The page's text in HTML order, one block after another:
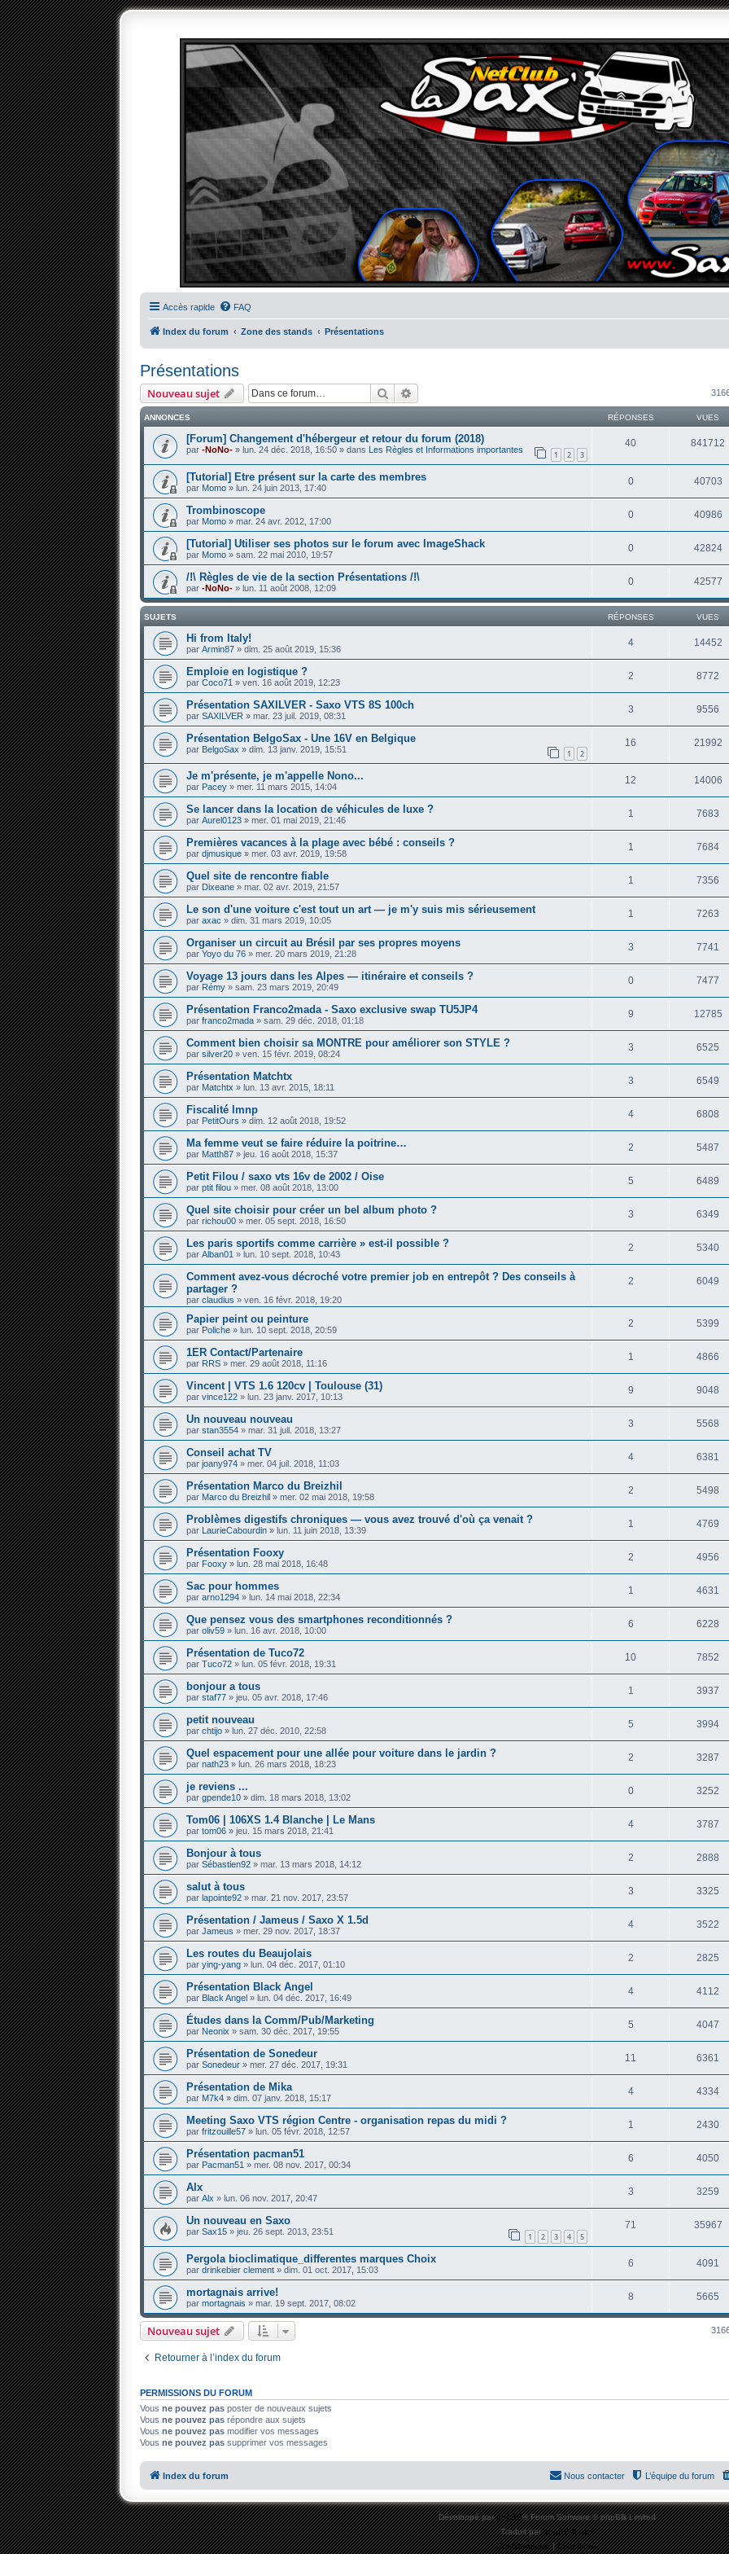
Accès rapide FAQ
Index du forum Zone des stands Présentations
Présentations
Nouveau sujet Rechercher
ANNONCES RÉPONSES VUES
[Forum] Changement d'hébergeur et retour du forum (2018)
par -NoNo- » lun. 24 déc. 2018, 16:50 » dans Les Règles et Informations importantes 1 2 3
40 841712
[Tutorial] Etre présent sur la carte des membres
par Momo » lun. 24 juin 2013, 17:40
0 40703
Trombinoscope
par Momo » mar. 24 avr. 2012, 17:00
0 40986
[Tutorial] Utiliser ses photos sur le forum avec ImageShack
par Momo » sam. 22 mai 2010, 19:57
0 42824
/!\ Règles de vie de la section Présentations /!\
par -NoNo- » lun. 11 août 2008, 12:09
0 42577
SUJETS RÉPONSES VUES
Hi from Italy!
par Armin87 » dim. 25 août 2019, 15:36
4 14452
Emploie en logistique ?
par Coco71 » ven. 16 août 2019, 12:23
2 8772
Présentation SAXILVER - Saxo VTS 8S 100ch
par SAXILVER » mar. 23 juil. 2019, 08:31
3 9556
Présentation BelgoSax - Une 16V en Belgique
par BelgoSax » dim. 13 janv. 2019, 15:51 1 2
16 21992
Je m'présente, je m'appelle Nono...
par Pacey » mer. 11 mars 2015, 14:04
12 14006
Se lancer dans la location de véhicules de luxe ?
par Aurel0123 » mer. 01 mai 2019, 21:46
1 7683
Premières vacances à la plage avec bébé : conseils ?
par djmusique » mer. 03 avr. 2019, 19:58
1 7684
Quel site de rencontre fiable
par Dixeane » mar. 02 avr. 2019, 21:57
1 7356
Le son d'une voiture c'est tout un art — je m'y suis mis sérieusement
par axac » dim. 31 mars 2019, 10:05
1 7263
Organiser un circuit au Brésil par ses propres moyens
par Yoyo du 76 » mer. 20 mars 2019, 21:28
3 7741
Voyage 13 jours dans les Alpes — itinéraire et conseils ?
par Rémy » sam. 23 mars 2019, 20:49
0 7477
Présentation Franco2mada - Saxo exclusive swap TU5JP4
par franco2mada » sam. 29 déc. 2018, 01:18
9 12785
Comment bien choisir sa MONTRE pour améliorer son STYLE ?
par silver20 » ven. 15 févr. 2019, 08:24
3 6525
Présentation Matchtx
par Matchtx » lun. 13 avr. 2015, 18:11
3 6549
Fiscalité lmnp
par PetitOurs » dim. 12 août 2018, 19:52
4 6808
Ma femme veut se faire réduire la poitrine…
par Matth87 » jeu. 16 août 2018, 15:37
2 5487
Petit Filou / saxo vts 16v de 2002 / Oise
par ptit filou » mer. 08 août 2018, 13:00
5 6489
Quel site choisir pour créer un bel album photo ?
par richou00 » mer. 05 sept. 2018, 16:50
3 6349
Les paris sportifs comme carrière » est-il possible ?
par Alban01 » lun. 10 sept. 2018, 10:43
2 5340
Comment avez-vous décroché votre premier job en entrepôt ? Des conseils à
partager ?
par claudius » ven. 16 févr. 2018, 19:20
2 6049
Papier peint ou peinture
par Poliche » lun. 10 sept. 2018, 20:59
2 5399
1ER Contact/Partenaire
par RRS » mer. 29 août 2018, 11:16
1 4866
Vincent | VTS 1.6 120cv | Toulouse (31)
par vince122 » lun. 23 janv. 2017, 10:13
9 9048
Un nouveau nouveau
par stan3554 » mar. 31 juil. 2018, 13:27
3 5568
Conseil achat TV
par joany974 » mer. 04 juil. 2018, 11:03
4 6381
Présentation Marco du Breizhil
par Marco du Breizhil » mer. 02 mai 2018, 19:58
2 5498
Problèmes digestifs chroniques — vous avez trouvé d'où ça venait ?
par LaurieCabourdin » lun. 11 juin 2018, 13:39
1 4769
Présentation Fooxy
par Fooxy » lun. 28 mai 2018, 16:48
2 4956
Sac pour hommes
par arno1294 » lun. 14 mai 2018, 22:34
1 4631
Que pensez vous des smartphones reconditionnés ?
par oliv59 » lun. 16 avr. 2018, 10:00
6 6228
Présentation de Tuco72
par Tuco72 » lun. 05 févr. 2018, 19:31
10 7852
bonjour a tous
par staf77 » jeu. 05 avr. 2018, 17:46
1 3937
petit nouveau
par chtijo » lun. 27 déc. 2010, 22:58
5 3994
Quel espacement pour une allée pour voiture dans le jardin ?
par nath23 » lun. 26 mars 2018, 18:23
2 3287
je reviens ...
par gpende10 » dim. 18 mars 2018, 13:02
0 3252
Tom06 | 106XS 1.4 Blanche | Le Mans
par tom06 » jeu. 15 mars 2018, 21:41
4 3787
Bonjour à tous
par Sébastien92 » mar. 13 mars 2018, 14:12
2 2888
salut à tous
par lapointe92 » mar. 21 nov. 2017, 23:57
3 3325
Présentation / Jameus / Saxo X 1.5d
par Jameus » mer. 29 nov. 2017, 18:37
4 3522
Les routes du Beaujolais
par ying-yang » lun. 04 déc. 2017, 01:10
2 2825
Présentation Black Angel
par Black Angel » lun. 04 déc. 2017, 16:49
4 4112
Études dans la Comm/Pub/Marketing
par Neonix » sam. 30 déc. 2017, 19:55
5 4047
Présentation de Sonedeur
par Sonedeur » mer. 27 déc. 2017, 19:31
11 6361
Présentation de Mika
par M7k4 » dim. 07 janv. 2018, 15:17
4 4334
Meeting Saxo VTS région Centre - organisation repas du midi ?
par fritzouille57 » lun. 05 févr. 2018, 12:57
1 2430
Présentation pacman51
par Pacman51 » mer. 08 nov. 2017, 00:34
6 4050
Alx
par Alx » lun. 06 nov. 2017, 20:47
3 3259
Un nouveau en Saxo
par Sax15 » jeu. 26 sept. 2013, 23:51 1 2 3 4 5
71 35967
Pergola bioclimatique_differentes marques Choix
par drinkebier clement » dim. 01 oct. 2017, 15:03
6 4091
mortagnais arrive!
par mortagnais » mar. 19 sept. 2017, 08:02
8 5665
Nouveau sujet
Retourner à l’index du forum
PERMISSIONS DU FORUM
Vous ne pouvez pas poster de nouveaux sujets
Vous ne pouvez pas répondre aux sujets
Vous ne pouvez pas modifier vos messages
Vous ne pouvez pas supprimer vos messages
Index du forum L’équipe du forum
Nous contacter
Développé parphpBB® Forum Software © phpBB Limited
Traduit parphpBB-fr.com
Confidentialité|Conditions